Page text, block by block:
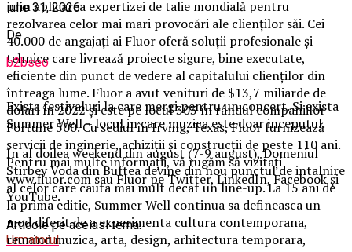
prin aplicarea expertizei de talie mondială pentru
rezolvarea celor mai mari provocări ale clienților săi. Cei
40.000 de angajați ai Fluor oferă soluții profesionale și
tehnice care livrează proiecte sigure, bine executate,
eficiente din punct de vedere al capitalului clienților din
întreaga lume. Fluor a avut venituri de $13,7 miliarde de
dolari în 2022 și este pe locul 303 în rândul companiilor
Fortune 500. Cu sediul în Irving, Texas, Fluor furnizează
servicii de inginerie, achiziții și construcții de peste 110 ani.
Pentru mai multe informații, vă rugăm să vizitați
www.fluor.com sau Fluor pe Twitter, LinkedIn, Facebook și
YouTube.
Articole pe aceiasi tema:
Urmatorul
iulie 31, 2026
De
b2bseo
Exista festivaluri la care mergi pentru un concert. Si exista
Summer Well – locul in care muzica este doar inceputul.
In al doilea weekend din august (7-9 august), Domeniul
Stirbey Voda din Buftea devine din nou punctul de intalnire
al celor care cauta mai mult decat un line-up. La 15 ani de
la prima editie, Summer Well continua sa defineasca un
mod diferit de a experimenta cultura contemporana,
reunind muzica, arta, design, arhitectura temporara,